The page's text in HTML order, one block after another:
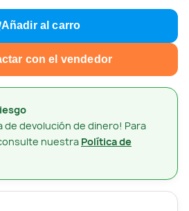
de devolución de dinero! Para
nuestra Política de
Añadir al carro
con el vendedor